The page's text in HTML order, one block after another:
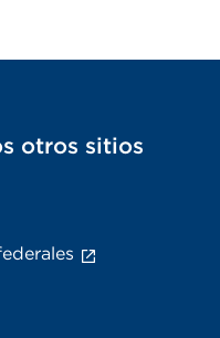
otros sitios